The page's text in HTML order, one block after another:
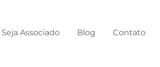
Seja Associado Blog Contato